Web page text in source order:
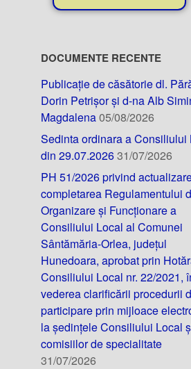
DOCUMENTE RECENTE
Publicație de căsătorie dl.
Dorin Petrișor și d-na Alb
Magdalena05/08/2026
Sedinta ordinara a Consiliului
din 29.07.202631/07/2026
PH 51/2026 privind
completarea Regulamentului
Organizare și Funcționare a
Consiliului Local al Comunei
Sântămăria-Orlea, județul
Hunedoara, aprobat prin
Consiliului Local nr. 22/2021,
vederea clarificării procedurii
participare prin mijloace
la ședințele Consiliului Local
comisiilor de specialitate
31/07/2026